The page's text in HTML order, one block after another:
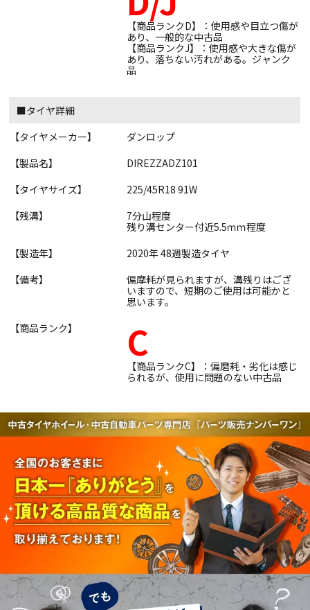
【商品ランクD】：使用感や目立つ傷が
あり、一般的な中古品
【商品ランクJ】：使用感や大きな傷が
あり、落ちない汚れがある。ジャンク
品
■タイヤ詳細
【タイヤメーカー】
ダンロップ
【製品名】
DIREZZADZ101
【タイヤサイズ】
225/45R18 91W
【残溝】
7分山程度
残り溝センター付近5.5ｍｍ程度
【製造年】
2020年 48週製造タイヤ
【備考】
偏摩耗が見られますが、溝残りはござ
いますので、短期のご使用は可能かと
思います。
【商品ランク】
C
【商品ランクC】：偏磨耗・劣化は感じ
られるが、使用に問題のない中古品